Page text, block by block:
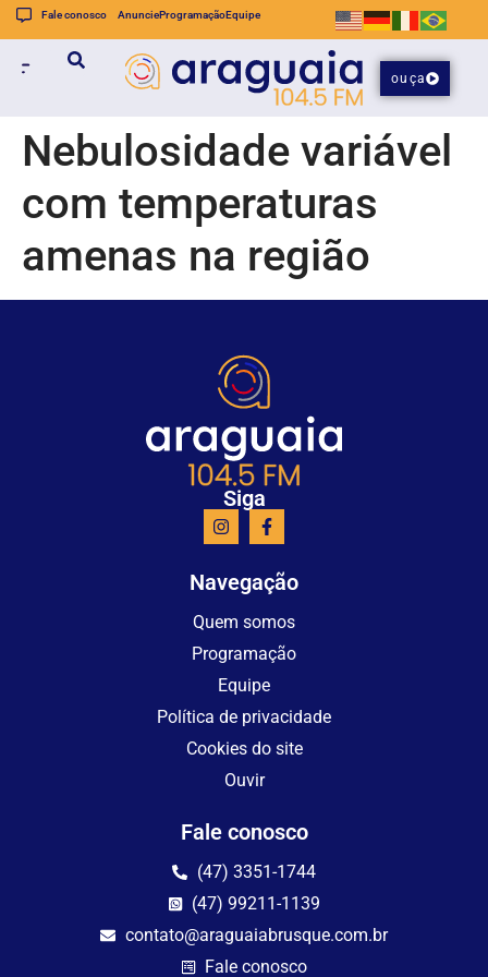
Fale conosco AnuncieProgramaçãoEquipe
ouça
Nebulosidade variável
com temperaturas
amenas na região
Siga
Navegação
Quem somos
Programação
Equipe
Política de privacidade
Cookies do site
Ouvir
Fale conosco
(47) 3351-1744
(47) 99211-1139
contato@araguaiabrusque.com.br
Fale conosco